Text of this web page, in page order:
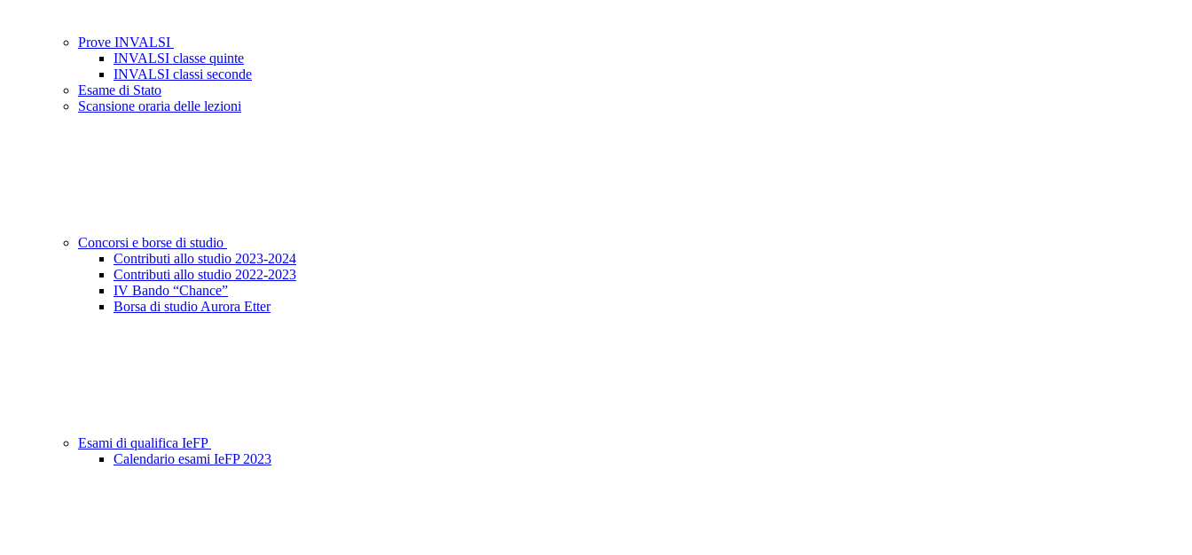
Prove INVALSI
INVALSI classe quinte
INVALSI classi seconde
Esame di Stato
Scansione oraria delle lezioni
Concorsi e borse di studio
Contributi allo studio 2023-2024
Contributi allo studio 2022-2023
IV Bando “Chance”
Borsa di studio Aurora Etter
Esami di qualifica IeFP
Calendario esami IeFP 2023